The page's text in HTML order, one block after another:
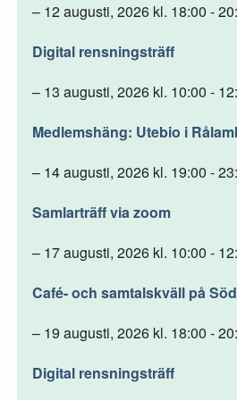
– 12 augusti, 2026 kl. 18:00 -
Digital rensningsträff
– 13 augusti, 2026 kl. 10:00 -
Medlemshäng: Utebio i
– 14 augusti, 2026 kl. 19:00 -
Samlarträff via zoom
– 17 augusti, 2026 kl. 10:00 -
Café- och samtalskväll på
– 19 augusti, 2026 kl. 18:00 -
Digital rensningsträff